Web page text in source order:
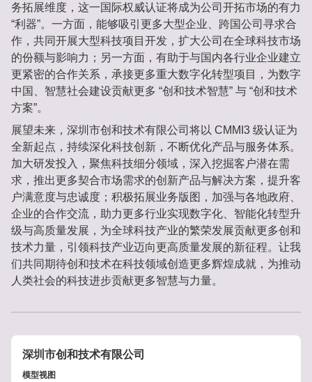
务拓展维度，这一国际权威认证将成为公司开拓市场的有力
“利器”。一方面，能够吸引更多大型企业、跨国公司寻求合
作，共同开展大型科技项目开发，扩大公司在全球科技市场
的份额与影响力；另一方面，有助于与国内各行业企业建立
更紧密的合作关系，承接更多重大数字化转型项目，为数字
中国、智慧社会建设贡献更多 “创和技术智慧” 与 “创和技术
方案”。
展望未来，深圳市创和技术有限公司将以 CMMI3 级认证为
全新起点，持续深化科技创新，不断优化产品与服务体系。
加大研发投入，聚焦科技细分领域，深入挖掘客户潜在需
求，推出更多契合市场需求的创新产品与解决方案，提升客
户满意度与忠诚度；积极拓展业务版图，加强与各地政府、
企业的合作交流，助力更多行业实现数字化、智能化转型升
级与高质量发展，为全球科技产业的繁荣发展贡献更多创和
技术力量，引领科技产业迈向更高质量发展的新征程。让我
们共同期待创和技术在科技领域创造更多辉煌成就，为推动
人类社会的科技进步贡献更多智慧与力量。
深圳市创和技术有限公司
模型视图